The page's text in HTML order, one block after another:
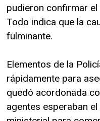
pudieron confirmar
Todo indica que la
fulminante.
Elementos de la
rápidamente para
quedó acordonada
agentes esperaban